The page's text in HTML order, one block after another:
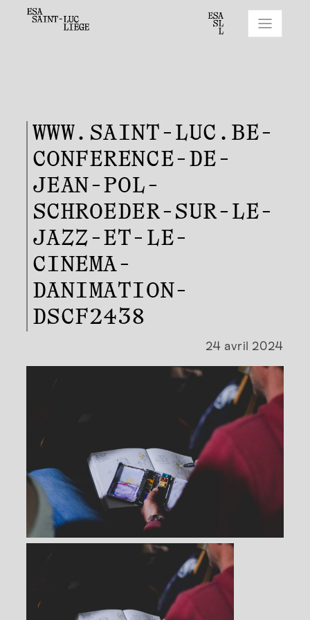
WWW.SAINT-LUC.BE-
CONFERENCE-DE-
JEAN-POL-
SCHROEDER-SUR-LE-
JAZZ-ET-LE-
CINEMA-
DANIMATION-
DSCF2438
24 avril 2024